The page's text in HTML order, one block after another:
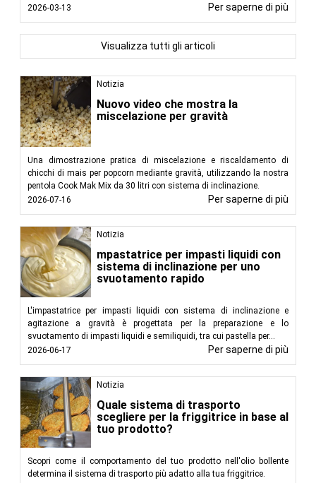
Notizia
Nuovo video che mostra la
miscelazione per gravità
Una dimostrazione pratica di miscelazione e riscaldamento di
chicchi di mais per popcorn mediante gravità, utilizzando la nostra
pentola Cook Mak Mix da 30 litri con sistema di inclinazione.
2026-07-16
Per saperne di più
Notizia
mpastatrice per impasti liquidi con
sistema di inclinazione per uno
svuotamento rapido
L'impastatrice per impasti liquidi con sistema di inclinazione e
agitazione a gravità è progettata per la preparazione e lo
svuotamento di impasti liquidi e semiliquidi, tra cui pastella per...
2026-06-17
Per saperne di più
Notizia
Quale sistema di trasporto
scegliere per la friggitrice in base al
tuo prodotto?
Scopri come il comportamento del tuo prodotto nell'olio bollente
determina il sistema di trasporto più adatto alla tua friggitrice.
2026-03-13
Per saperne di più
Visualizza tutti gli articoli